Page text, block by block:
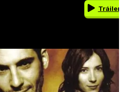
Tráiler